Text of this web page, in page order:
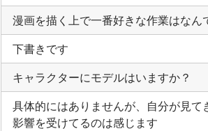
漫画を描く上で一番好きな作業はなん
下書きです
キャラクターにモデルはいますか？
具体的にはありませんが、自分が見て
影響を受けてるのは感じます